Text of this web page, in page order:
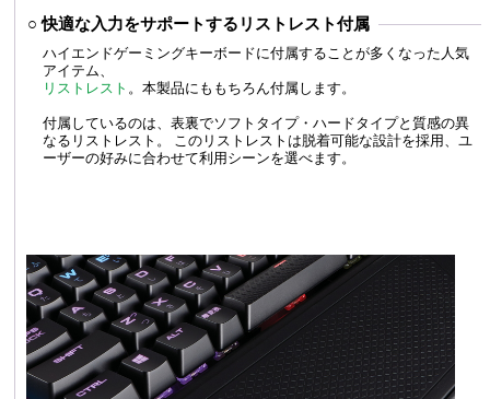
○ 快適な入力をサポートするリストレスト付属
ハイエンドゲーミングキーボードに付属することが多くなった人気
アイテム、
リストレスト 。本製品にももちろん付属します。
付属しているのは、表裏でソフトタイプ・ハードタイプと質感の異
なるリストレスト。 このリストレストは脱着可能な設計を採用、ユ
ーザーの好みに合わせて利用シーンを選べます。